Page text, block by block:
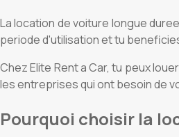
La location de voiture longue
periode d'utilisation et tu
Chez Elite Rent a Car, tu peux
les entreprises qui ont besoin de
Pourquoi choisir la